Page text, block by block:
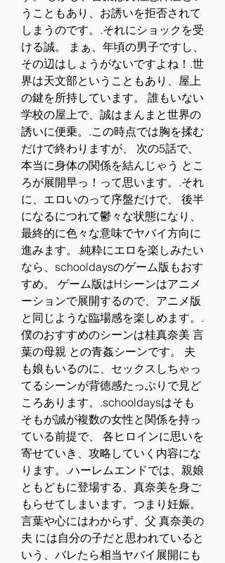
うこともあり、お誘いを拒否されて
しまうのです。.それにショックを受
ける誠。 まぁ、年頃の男子ですし、
その辺はしょうがないですよね！.世
界は天文部ということもあり、屋上
の鍵を所持しています。 誰もいない
学校の屋上で、誠はまんまと世界の
誘いに便乗。.この時点では胸を揉む
だけで終わりますが、 次の5話で、
本当に身体の関係を結んじゃう とこ
ろが展開早っ！って思います。.それ
に、エロいのって序盤だけで、 後半
になるにつれて鬱々な状態になり、
最終的に色々な意味でヤバイ方向に
進みます。.純粋にエロを楽しみたい
なら、schooldaysのゲーム版もおす
すめ。 ゲーム版はHシーンはアニメ
ーションで展開するので、アニメ版
と同じような臨場感を楽しめます。.
僕のおすすめのシーンは桂真奈美 言
葉の母親 との青姦シーンです。 夫
も娘もいるのに、セックスしちゃっ
てるシーンが背徳感たっぷりで見ど
ころあります。.schooldaysはそも
そもが誠が複数の女性と関係を持っ
ている前提で、 各ヒロインに思いを
寄せていき、攻略していく内容にな
ります。.ハーレムエンドでは、親娘
ともどもに登場する、真奈美を身ご
もらせてしまいます。つまり妊娠。
言葉や心にはわからず、父 真奈美の
夫 には自分の子だと思われていると
いう、バレたら相当ヤバイ展開にも